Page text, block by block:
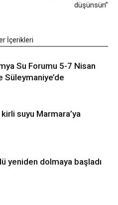
düşünsün”
İçerikleri
Su Forumu 5-7 Nisan
Süleymaniye’de
kirli suyu Marmara’ya
yeniden dolmaya başladı